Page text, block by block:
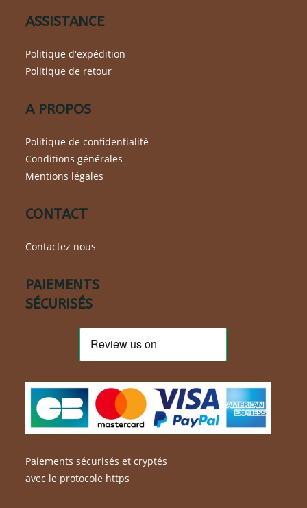
ASSISTANCE
Politique d'expédition
Politique de retour
A PROPOS
Politique de confidentialité
Conditions générales
Mentions légales
CONTACT
Contactez nous
PAIEMENTS
SÉCURISÉS
Paiements sécurisés et cryptés
avec le protocole https